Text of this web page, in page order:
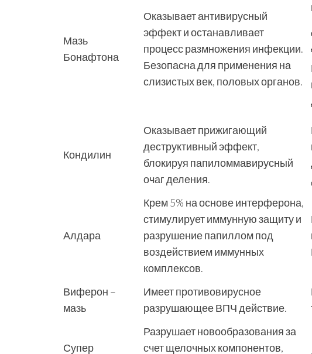
Мазь
Бонафтона
Оказывает антивирусный
эффект и останавливает
процесс размножения инфекции.
Безопасна для применения на
слизистых век, половых органов.
Кондилин
Оказывает прижигающий
деструктивный эффект,
блокируя папиломмавирусный
очаг деления.
Алдара
Крем 5% на основе интерферона,
стимулирует иммунную защиту и
разрушение папиллом под
воздействием иммунных
комплексов.
Виферон –
мазь
Имеет противовирусное
разрушающее ВПЧ действие.
Супер
Разрушает новообразования за
счет щелочных компонентов,